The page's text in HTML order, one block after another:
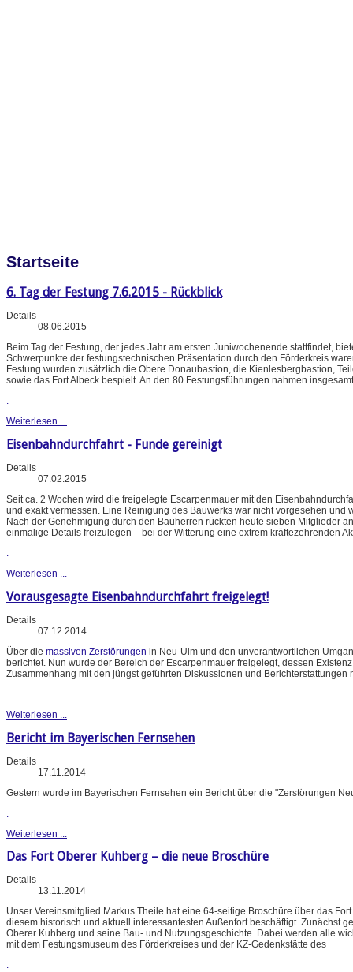
Startseite
6. Tag der Festung 7.6.2015 - Rückblick
Details
08.06.2015
Beim Tag der Festung, der jedes Jahr am ersten Juniwochenende stattfindet,
Schwerpunkte der festungstechnischen Präsentation durch den Förderkreis
Festung wurden zusätzlich die Obere Donaubastion, die Kienlesbergbastion,
sowie das Fort Albeck bespielt. An den 80 Festungsführungen nahmen
.
Weiterlesen ...
Eisenbahndurchfahrt - Funde gereinigt
Details
07.02.2015
Seit ca. 2 Wochen wird die freigelegte Escarpenmauer mit den
und exakt vermessen. Eine Reinigung des Bauwerks war nicht vorgesehen und
Nach der Genehmigung durch den Bauherren rückten heute sieben Mitglieder
einmalige Details freizulegen – bei der Witterung eine extrem kräftezehrenden
Weiterlesen ...
Vorausgesagte Eisenbahndurchfahrt freigelegt!
Details
07.12.2014
Über die massiven Zerstörungen in Neu-Ulm und den unverantwortlichen
berichtet. Nun wurde der Bereich der Escarpenmauer freigelegt, dessen
Zusammenhang mit den jüngst geführten Diskussionen und Berichterstattungen
Weiterlesen ...
Bericht im Bayerischen Fernsehen
Details
17.11.2014
Gestern wurde im Bayerischen Fernsehen ein Bericht über die "Zerstörungen
Weiterlesen ...
Das Fort Oberer Kuhberg – die neue Broschüre
Details
13.11.2014
Unser Vereinsmitglied Markus Theile hat eine 64-seitige Broschüre über das
diesem historisch und aktuell interessantesten Außenfort beschäftigt. Zunächst
Oberer Kuhberg und seine Bau- und Nutzungsgeschichte. Dabei werden alle
mit dem Festungsmuseum des Förderkreises und der KZ-Gedenkstätte des
.